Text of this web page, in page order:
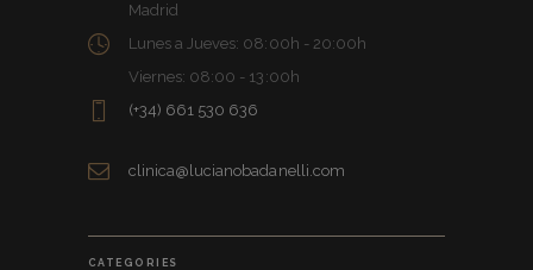
Madrid
Lunes a Jueves: 08:00h - 20:00h
Viernes: 08:00 - 13:00h
(+34) 661 530 636
clinica@lucianobadanelli.com
CATEGORIES